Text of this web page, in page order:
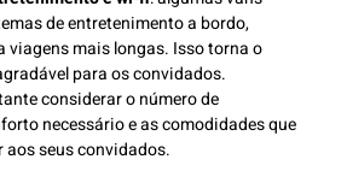
de entretenimento a bordo,
viagens mais longas. Isso torna o
para os convidados.
considerar o número de
necessário e as comodidades que
aos seus convidados.